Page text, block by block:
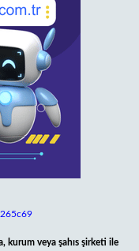
kurum veya şahıs şirketi ile